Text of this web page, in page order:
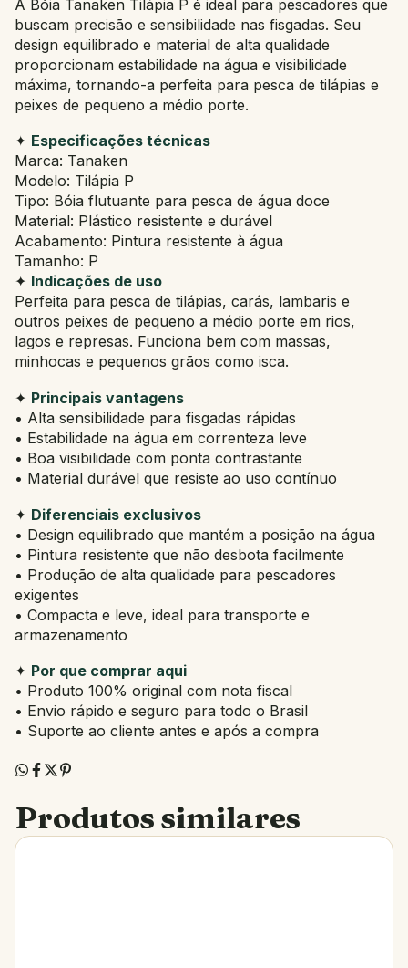
A Bóia Tanaken Tilápia P é ideal para pescadores que
buscam precisão e sensibilidade nas fisgadas. Seu
design equilibrado e material de alta qualidade
proporcionam estabilidade na água e visibilidade
máxima, tornando-a perfeita para pesca de tilápias e
peixes de pequeno a médio porte.
✦ Especificações técnicas
Marca: Tanaken
Modelo: Tilápia P
Tipo: Bóia flutuante para pesca de água doce
Material: Plástico resistente e durável
Acabamento: Pintura resistente à água
Tamanho: P
✦ Indicações de uso
Perfeita para pesca de tilápias, carás, lambaris e
outros peixes de pequeno a médio porte em rios,
lagos e represas. Funciona bem com massas,
minhocas e pequenos grãos como isca.
✦ Principais vantagens
• Alta sensibilidade para fisgadas rápidas
• Estabilidade na água em correnteza leve
• Boa visibilidade com ponta contrastante
• Material durável que resiste ao uso contínuo
✦ Diferenciais exclusivos
• Design equilibrado que mantém a posição na água
• Pintura resistente que não desbota facilmente
• Produção de alta qualidade para pescadores
exigentes
• Compacta e leve, ideal para transporte e
armazenamento
✦ Por que comprar aqui
• Produto 100% original com nota fiscal
• Envio rápido e seguro para todo o Brasil
• Suporte ao cliente antes e após a compra
Produtos similares